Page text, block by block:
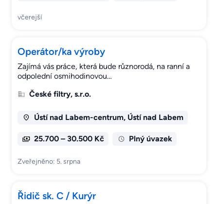
včerejší
Operátor/ka výroby
Zajímá vás práce, která bude různorodá, na ranní a
odpolední osmihodinovou…
České filtry, s.r.o.
Ústí nad Labem-centrum, Ústí nad Labem
25.700 – 30.500 Kč Plný úvazek
Zveřejněno: 5. srpna
Řidič sk. C / Kurýr